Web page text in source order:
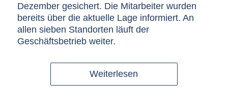
Dezember gesichert. Die Mitarbeiter wurden
bereits über die aktuelle Lage informiert. An
allen sieben Standorten läuft der
Geschäftsbetrieb weiter.
Weiterlesen